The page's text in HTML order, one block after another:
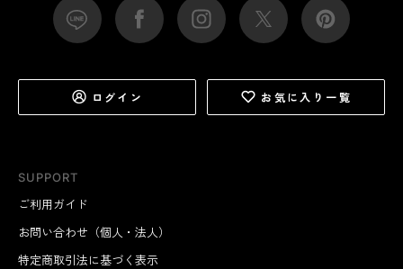
SUPPORT
ご利用ガイド
お問い合わせ（個人・法人）
特定商取引法に基づく表示
ログイン お気に入り一覧